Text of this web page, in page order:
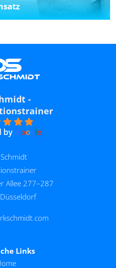
-
by Google
Allee 277–287
Links